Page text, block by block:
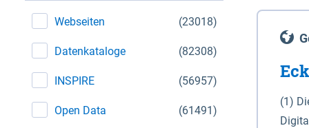
(23018)
Webseiten
(82308)
Datenkataloge
(56957)
INSPIRE
(61491)
Open Data
(1)